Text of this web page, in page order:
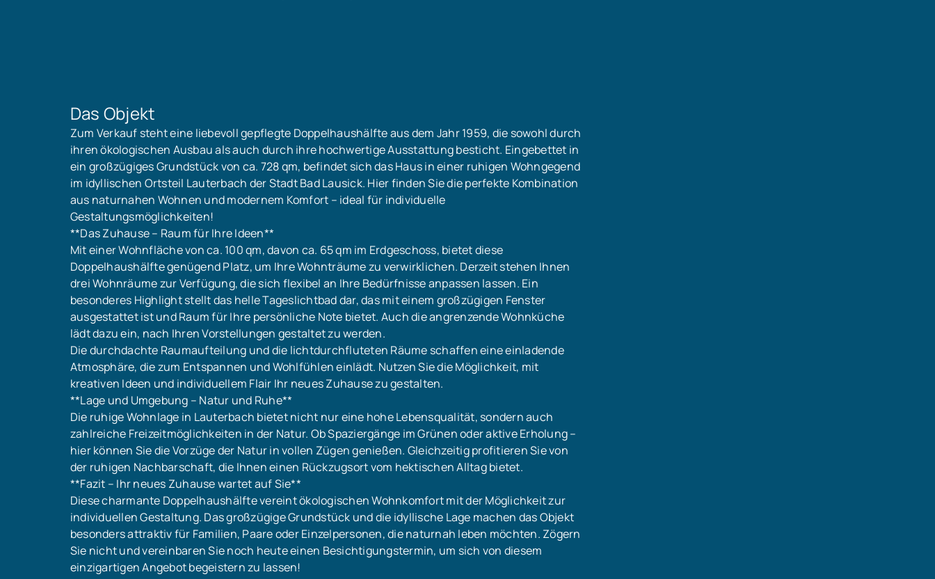
Das Objekt
Zum Verkauf steht eine liebevoll gepflegte Doppelhaushälfte aus dem Jahr 1959, die sowohl durch
ihren ökologischen Ausbau als auch durch ihre hochwertige Ausstattung besticht. Eingebettet in
ein großzügiges Grundstück von ca. 728 qm, befindet sich das Haus in einer ruhigen Wohngegend
im idyllischen Ortsteil Lauterbach der Stadt Bad Lausick. Hier finden Sie die perfekte Kombination
aus naturnahen Wohnen und modernem Komfort – ideal für individuelle
Gestaltungsmöglichkeiten!
**Das Zuhause – Raum für Ihre Ideen**
Mit einer Wohnfläche von ca. 100 qm, davon ca. 65 qm im Erdgeschoss, bietet diese
Doppelhaushälfte genügend Platz, um Ihre Wohnträume zu verwirklichen. Derzeit stehen Ihnen
drei Wohnräume zur Verfügung, die sich flexibel an Ihre Bedürfnisse anpassen lassen. Ein
besonderes Highlight stellt das helle Tageslichtbad dar, das mit einem großzügigen Fenster
ausgestattet ist und Raum für Ihre persönliche Note bietet. Auch die angrenzende Wohnküche
lädt dazu ein, nach Ihren Vorstellungen gestaltet zu werden.
Die durchdachte Raumaufteilung und die lichtdurchfluteten Räume schaffen eine einladende
Atmosphäre, die zum Entspannen und Wohlfühlen einlädt. Nutzen Sie die Möglichkeit, mit
kreativen Ideen und individuellem Flair Ihr neues Zuhause zu gestalten.
**Lage und Umgebung – Natur und Ruhe**
Die ruhige Wohnlage in Lauterbach bietet nicht nur eine hohe Lebensqualität, sondern auch
zahlreiche Freizeitmöglichkeiten in der Natur. Ob Spaziergänge im Grünen oder aktive Erholung –
hier können Sie die Vorzüge der Natur in vollen Zügen genießen. Gleichzeitig profitieren Sie von
der ruhigen Nachbarschaft, die Ihnen einen Rückzugsort vom hektischen Alltag bietet.
**Fazit – Ihr neues Zuhause wartet auf Sie**
Diese charmante Doppelhaushälfte vereint ökologischen Wohnkomfort mit der Möglichkeit zur
individuellen Gestaltung. Das großzügige Grundstück und die idyllische Lage machen das Objekt
besonders attraktiv für Familien, Paare oder Einzelpersonen, die naturnah leben möchten. Zögern
Sie nicht und vereinbaren Sie noch heute einen Besichtigungstermin, um sich von diesem
einzigartigen Angebot begeistern zu lassen!